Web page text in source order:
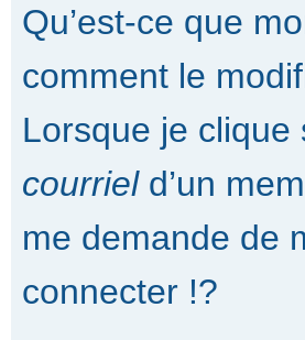
Qu’est-ce que
comment le
Lorsque je clique
courrield’un
me demande de
connecter !?